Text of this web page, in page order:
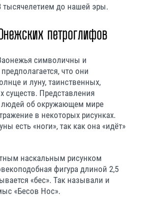
тысячелетием до нашей эры.
петроглифов
символичны и
что они
и луну, таинственных,
существ. Представления
об окружающем мире
в некоторых рисунках.
есть «ноги», так как она «идёт»
наскальным рисунком
фигура длиной 2,5
«бес». Так называли и
«Бесов Нос».